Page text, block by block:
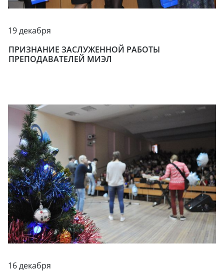
19 декабря
ПРИЗНАНИЕ ЗАСЛУЖЕННОЙ РАБОТЫ
ПРЕПОДАВАТЕЛЕЙ МИЭЛ
16 декабря